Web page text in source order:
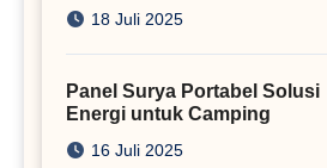
18 Juli 2025
Panel Surya Portabel Solusi
Energi untuk Camping
16 Juli 2025